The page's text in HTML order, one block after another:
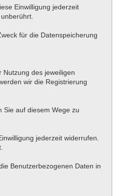
Einwilligung jederzeit
für die Datenspeicherung
des jeweiligen
wir die Registrierung
Sie auf diesem Wege zu
jederzeit widerrufen.
Benutzerbezogenen Daten in